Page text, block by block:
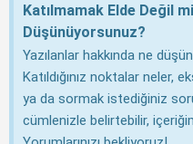
Katılmamak Elde Değil
Düşünüyorsunuz?
Yazılanlar hakkında ne
Katıldığınız noktalar neler,
ya da sormak istediğiniz
cümlenizle belirtebilir,